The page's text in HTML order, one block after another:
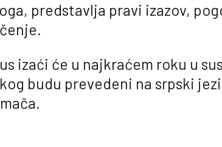
predstavlja pravi izazov,
izaći će u najkraćem roku u
budu prevedeni na srpski